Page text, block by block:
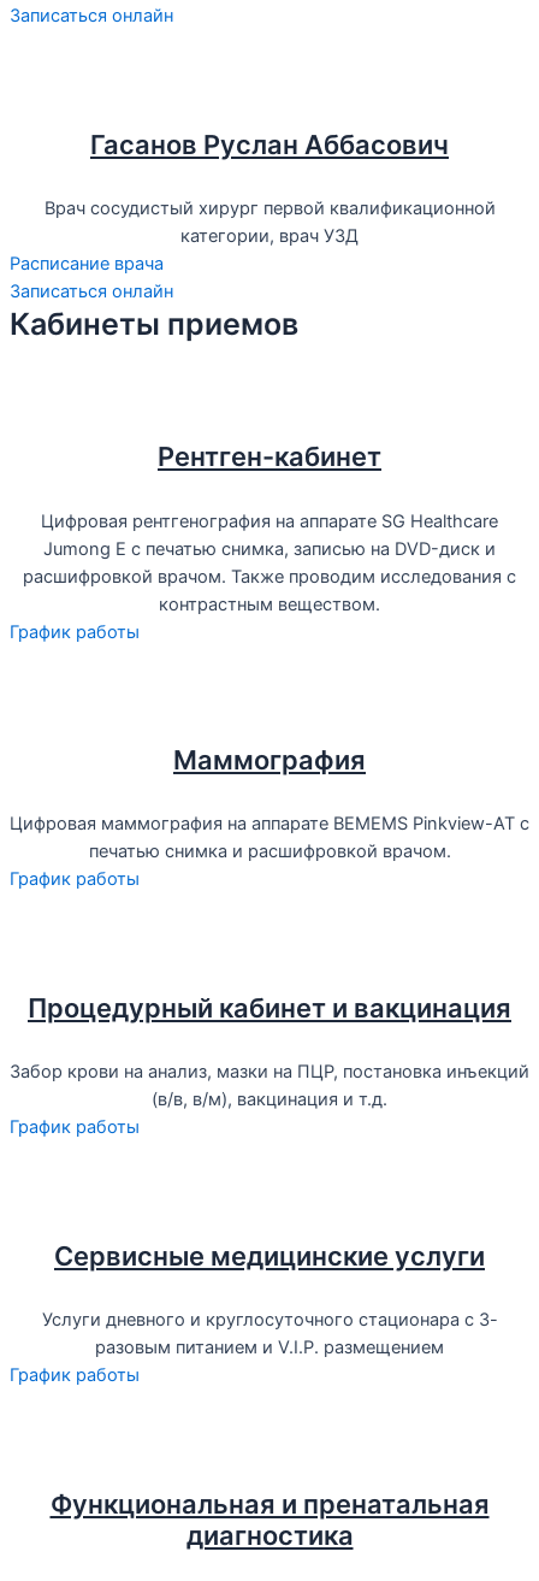
Записаться онлайн
Гасанов Руслан Аббасович
Врач сосудистый хирург первой квалификационной
категории, врач УЗД
Расписание врача
Записаться онлайн
Кабинеты приемов
Рентген-кабинет
Цифровая рентгенография на аппарате SG Healthcare
Jumong E с печатью снимка, записью на DVD-диск и
расшифровкой врачом. Также проводим исследования с
контрастным веществом.
График работы
Маммография
Цифровая маммография на аппарате BEMEMS Pinkview-AT с
печатью снимка и расшифровкой врачом.
График работы
Процедурный кабинет и вакцинация
Забор крови на анализ, мазки на ПЦР, постановка инъекций
(в/в, в/м), вакцинация и т.д.
График работы
Сервисные медицинские услуги
Услуги дневного и круглосуточного стационара с 3-
разовым питанием и V.I.P. размещением
График работы
Функциональная и пренатальная
диагностика